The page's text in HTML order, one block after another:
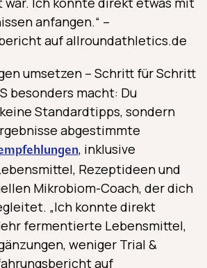
anfangen.“ –
auf allroundathletics.de
umsetzen – Schritt für Schritt
besonders macht: Du
Standardtipps, sondern
abgestimmte
, inklusive
Rezeptideen und
Mikrobiom-Coach, der dich
„Ich konnte direkt
fermentierte Lebensmittel,
weniger Trial &
auf